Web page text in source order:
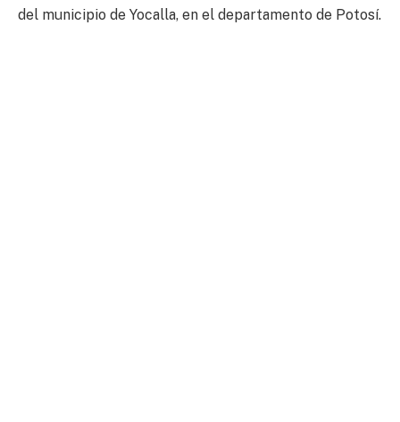
del municipio de Yocalla, en el departamento de Potosí.